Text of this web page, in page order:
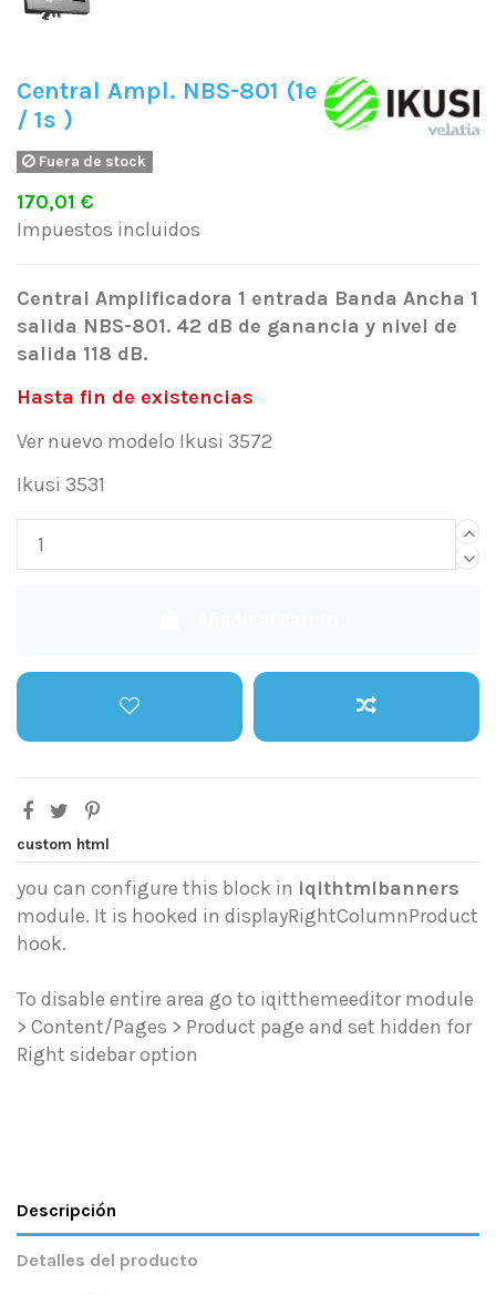
Central Ampl. NBS-801 (1e
/ 1s )
Fuera de stock
170,01 €
Impuestos incluidos
Central Amplificadora 1 entrada Banda Ancha 1
salida NBS-801. 42 dB de ganancia y nivel de
salida 118 dB.
Hasta fin de existencias
Ver nuevo modelo Ikusi 3572
Ikusi 3531
custom html
you can configure this block in iqithtmlbanners
module. It is hooked in displayRightColumnProduct
hook.
To disable entire area go to iqitthemeeditor module
> Content/Pages > Product page and set hidden for
Right sidebar option
Descripción
Detalles del producto